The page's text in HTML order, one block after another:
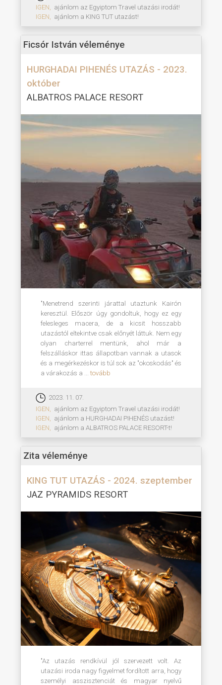
IGEN,
ajánlom az Egyiptom Travel utazási irodát!
IGEN,
ajánlom a KING TUT utazást!
Ficsór István véleménye
HURGHADAI PIHENÉS UTAZÁS - 2023.
október
ALBATROS PALACE RESORT
"Menetrend szerinti járattal utaztunk Kairón
keresztül. Először úgy gondoltuk, hogy ez egy
felesleges macera, de a kicsit hosszabb
utazástól eltekintve csak előnyét láttuk. Nem egy
olyan charterrel mentünk, ahol már a
felszálláskor ittas állapotban vannak a utasok
és a megérkezéskor is túl sok az "okoskodás" és
a várakozás a ... tovább
2023. 11. 07.
IGEN,
ajánlom az Egyiptom Travel utazási irodát!
IGEN,
ajánlom a HURGHADAI PIHENÉS utazást!
IGEN,
ajánlom a ALBATROS PALACE RESORT-t!
Zita véleménye
KING TUT UTAZÁS - 2024. szeptember
JAZ PYRAMIDS RESORT
"Az utazás rendkívül jól szervezett volt. Az
utazási iroda nagy figyelmet fordított arra, hogy
személyi asszisztenciát és magyar nyelvű